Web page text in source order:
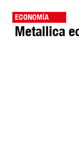
ECONOMÍA
Metallica